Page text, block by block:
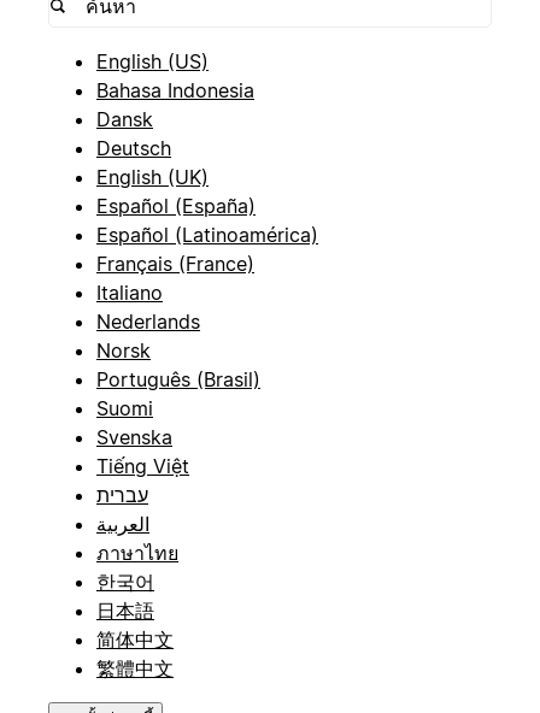
English (US)
Bahasa Indonesia
Dansk
Deutsch
English (UK)
Español (España)
Español (Latinoamérica)
Français (France)
Italiano
Nederlands
Norsk
Português (Brasil)
Suomi
Svenska
Tiếng Việt
עברית
العربية
ภาษาไทย
한국어
日本語
简体中文
繁體中文